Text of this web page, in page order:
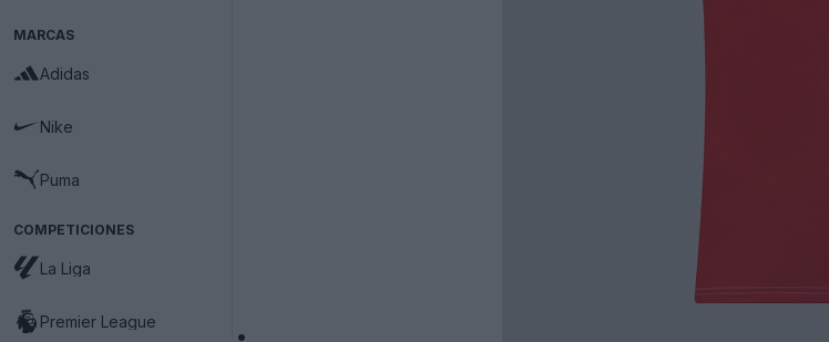
MARCAS
Adidas
Nike
Puma
COMPETICIONES
La Liga
Premier League